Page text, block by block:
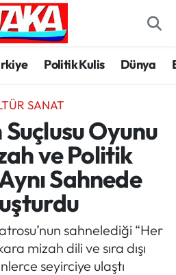
Politik Kulis Dünya
SANAT
Oyunu
ve Politik
Sahnede
sahnelediği “Her
mizah dili ve sıra dışı
seyirciye ulaştı
Haritası
ve Fikstür